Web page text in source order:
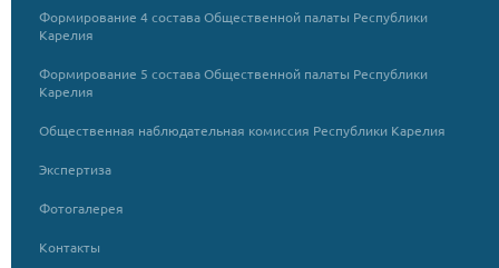
Формирование 4 состава Общественной палаты Республики
Карелия
Формирование 5 состава Общественной палаты Республики
Карелия
Общественная наблюдательная комиссия Республики Карелия
Экспертиза
Фотогалерея
Контакты